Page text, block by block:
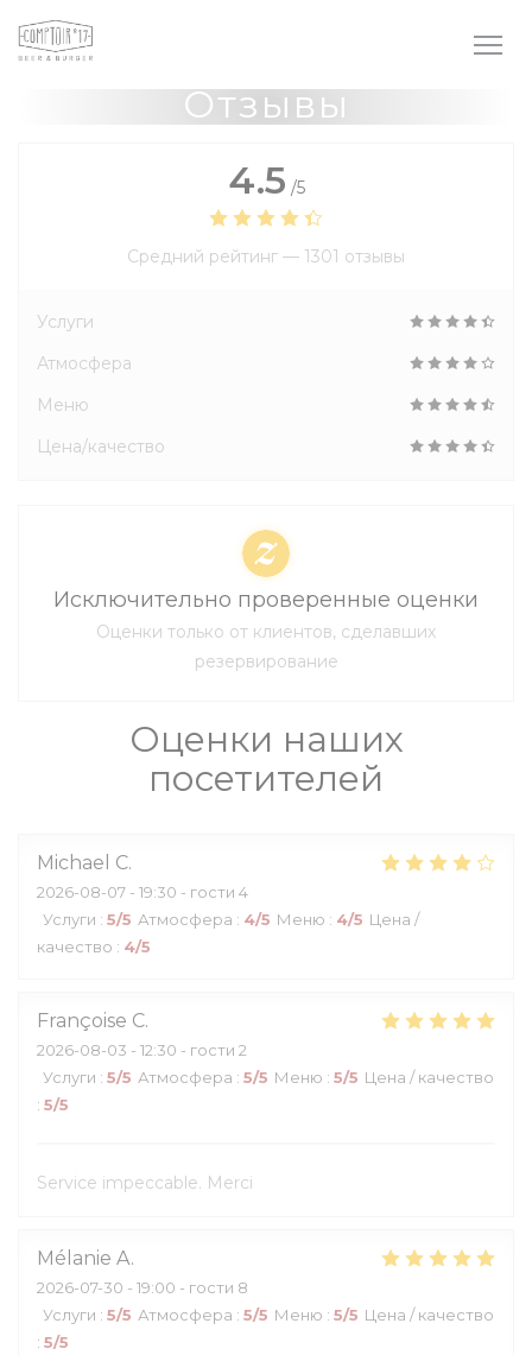
Панель управления cookies
Отзывы
Оценки наших
посетителей
Michael C
2026-08-07 - 19:30 - гости 4
Услуги : 5/5 Атмосфера : 4/5 Меню : 4/5 Цена /
качество : 4/5
Françoise C
2026-08-03 - 12:30 - гости 2
Услуги : 5/5 Атмосфера : 5/5 Меню : 5/5 Цена / качество
: 5/5
Service impeccable. Merci
Mélanie A
2026-07-30 - 19:00 - гости 8
Услуги : 5/5 Атмосфера : 5/5 Меню : 5/5 Цена / качество
: 5/5
4.5 /5
Средний рейтинг — 1301 отзывы
Услуги
Атмосфера
Меню
Цена/качество
Исключительно проверенные оценки
Оценки только от клиентов, сделавших
резервирование